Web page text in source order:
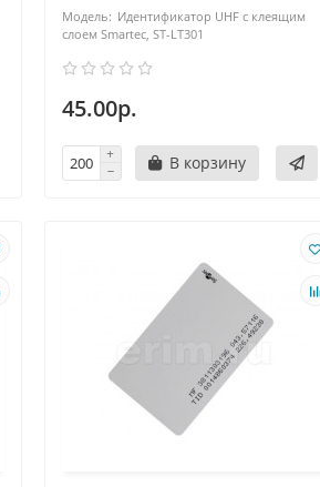
Идентификатор UHF с клеящим
слоем Smartec, ST-LT301
45.00р.
В корзину